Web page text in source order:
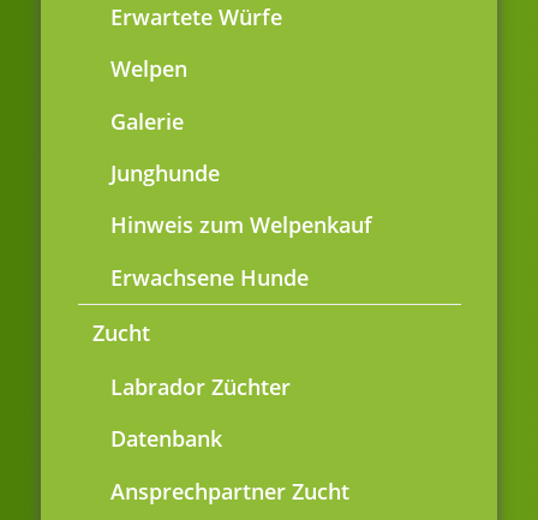
Erwartete Würfe
Welpen
Galerie
Junghunde
Hinweis zum Welpenkauf
Erwachsene Hunde
Zucht
Labrador Züchter
Datenbank
Ansprechpartner Zucht